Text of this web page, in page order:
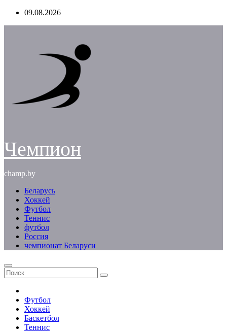
Перейти09.08.2026
Чемпион
champ.by
Беларусь
Хоккей
Футбол
Теннис
футбол
Россия
чемпионат Беларуси
Футбол
Хоккей
Баскетбол
Теннис